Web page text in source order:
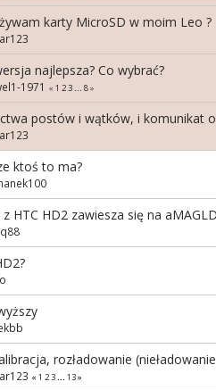
karty MicroSD w moim Leo ?
najlepsza? Co wybrać?
1971 «1 23...8»
postów i wątków, i komunikat
ktoś to ma?
HTC HD2 zawiesza się na
rozładowanie
«1 23...13»